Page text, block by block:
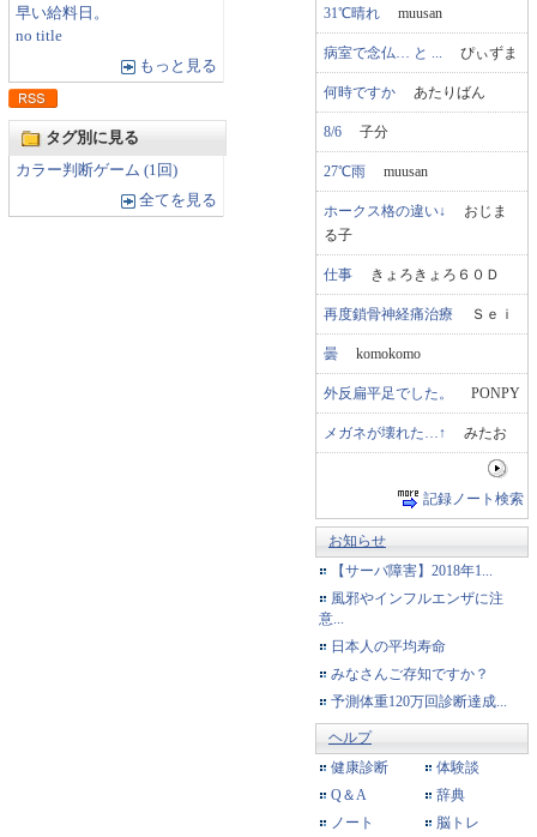
早い給料日。
no title
もっと見る
タグ別に見る
カラー判断ゲーム (1回)
全てを見る
31℃晴れ muusan
病室で念仏… と ... ぴぃずま
何時ですか あたりばん
8/6 子分
27℃雨 muusan
ホークス格の違い↓ おじま
る子
仕事 きょろきょろ６０Ｄ
再度鎖骨神経痛治療 Ｓｅｉ
曇 komokomo
外反扁平足でした。 PONPY
メガネが壊れた…↑ みたお
記録ノート検索
お知らせ
【サーバ障害】2018年1...
風邪やインフルエンザに注
意...
日本人の平均寿命
みなさんご存知ですか？
予測体重120万回診断達成...
ヘルプ
健康診断
体験談
Q＆A
辞典
ノート
脳トレ